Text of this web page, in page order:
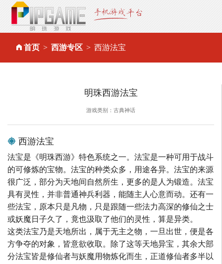
首页 西游专区 西游法宝
明珠西游法宝
游戏类别：古典神话
西游法宝
法宝是《明珠西游》特色系统之一。法宝是一种可用于战斗
的可修炼的宝物。法宝的种类众多，用途各异。法宝的来源
很广泛，部分为天地间自然所生，更多的是人为锻造。法宝
具有灵性，并非普通神兵利器，能随主人心意而动。还有一
些法宝，原本只是凡物，只是跟随一些法力高深的修仙之士
或妖魔日子久了，竟也汲取了他们的灵性，算是异类。
这类法宝乃是天地所出，属于无主之物，一旦出世，便是各
方争夺的对象，皆意欲收取。除了这等天地异宝，其余大部
分法宝皆是修仙者与妖魔用物炼化而生，正道修仙者多半以